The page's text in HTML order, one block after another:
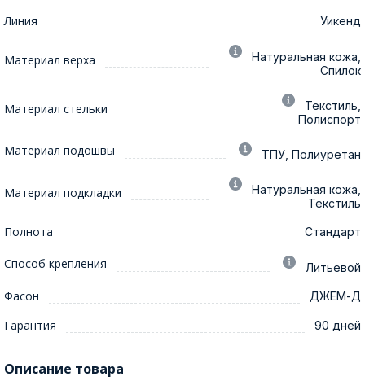
Линия Уикенд
Материал верха
Натуральная кожа,
Спилок
Материал стельки
Текстиль,
Полиспорт
Материал подошвы ТПУ, Полиуретан
Материал подкладки
Натуральная кожа,
Текстиль
Полнота Стандарт
Способ крепления Литьевой
Фасон ДЖЕМ-Д
Гарантия 90 дней
Описание товара